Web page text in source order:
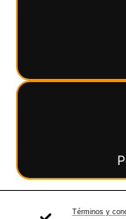
Términos y